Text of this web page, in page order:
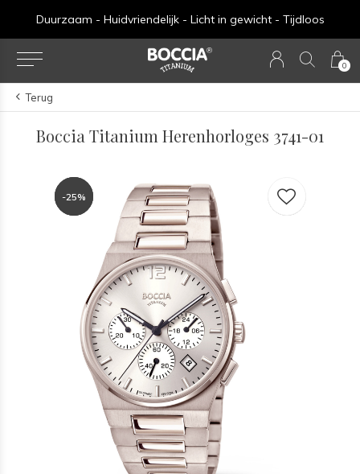
0
Duurzaam - Huidvriendelijk - Licht in gewicht - Tijdloos
Terug
Boccia Titanium Herenhorloges 3741-01
-25%
-25%
-25%